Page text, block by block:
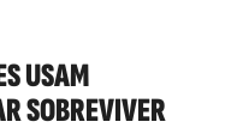
USAM
SOBREVIVER